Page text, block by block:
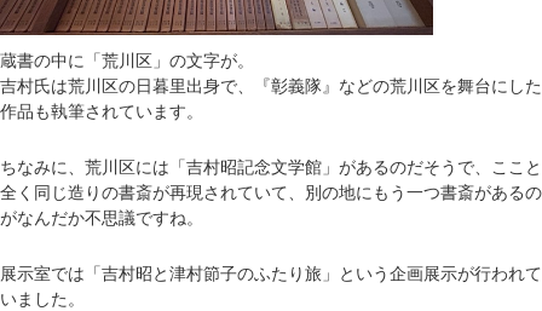
蔵書の中に「荒川区」の文字が。
吉村氏は荒川区の日暮里出身で、『彰義隊』などの荒川区を舞台にした
作品も執筆されています。
ちなみに、荒川区には「吉村昭記念文学館」があるのだそうで、ここと
全く同じ造りの書斎が再現されていて、別の地にもう一つ書斎があるの
がなんだか不思議ですね。
展示室では「吉村昭と津村節子のふたり旅」という企画展示が行われて
いました。